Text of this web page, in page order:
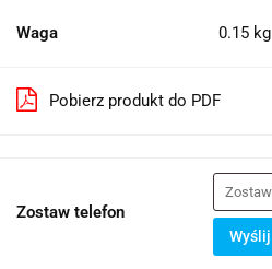
Waga 0.15 kg
Pobierz produkt do PDF
Zostaw telefon
Wyślij